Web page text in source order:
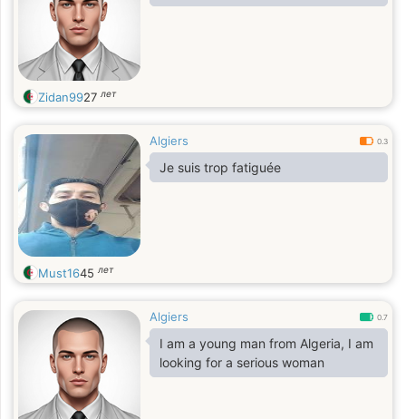
Zidan9927 лет
Algiers 0.3
Je suis trop fatiguée
Must1645 лет
Algiers 0.7
I am a young man from Algeria, I am
looking for a serious woman